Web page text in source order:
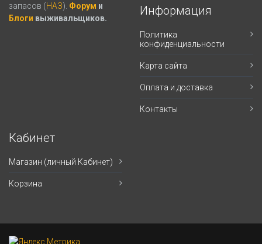
запасов (НАЗ). Форум и
Блоги выживальщиков.
Информация
Политика
конфиденциальности
Карта сайта
Оплата и доставка
Контакты
Кабинет
Магазин (личный Кабинет)
Корзина